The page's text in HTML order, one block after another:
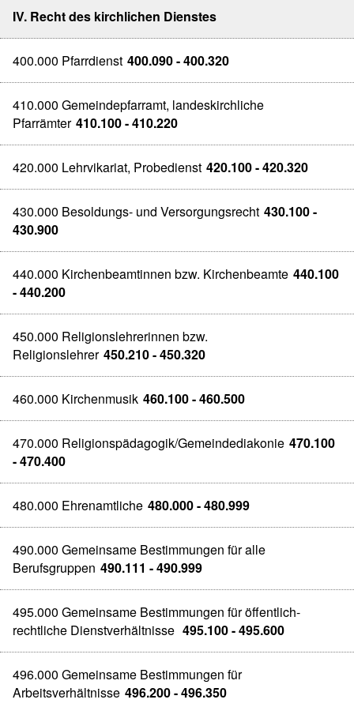
IV. Recht des kirchlichen Dienstes
400.000 Pfarrdienst 400.090 - 400.320
410.000 Gemeindepfarramt, landeskirchliche
Pfarrämter 410.100 - 410.220
420.000 Lehrvikariat, Probedienst 420.100 - 420.320
430.000 Besoldungs- und Versorgungsrecht 430.100 -
430.900
440.000 Kirchenbeamtinnen bzw. Kirchenbeamte 440.100
- 440.200
450.000 Religionslehrerinnen bzw.
Religionslehrer 450.210 - 450.320
460.000 Kirchenmusik 460.100 - 460.500
470.000 Religionspädagogik/Gemeindediakonie 470.100
- 470.400
480.000 Ehrenamtliche 480.000 - 480.999
490.000 Gemeinsame Bestimmungen für alle
Berufsgruppen 490.111 - 490.999
495.000 Gemeinsame Bestimmungen für öffentlich-
rechtliche Dienstverhältnisse 495.100 - 495.600
496.000 Gemeinsame Bestimmungen für
Arbeitsverhältnisse 496.200 - 496.350